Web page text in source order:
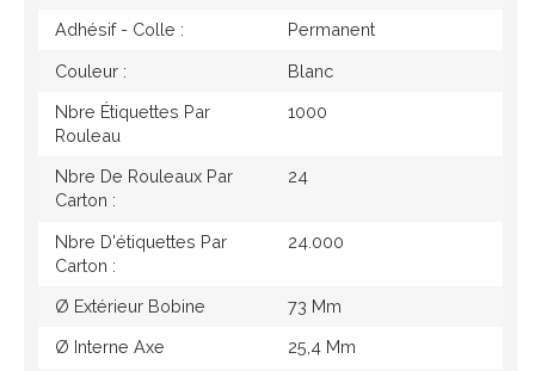
Adhésif - Colle : Permanent
Couleur : Blanc
Nbre Étiquettes Par
Rouleau
1000
Nbre De Rouleaux Par
Carton :
24
Nbre D'étiquettes Par
Carton :
24.000
Ø Extérieur Bobine 73 Mm
Ø Interne Axe 25,4 Mm